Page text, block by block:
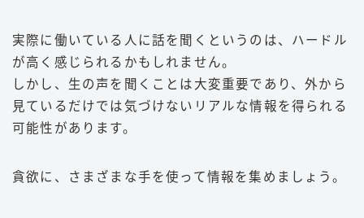
実際に働いている人に話を聞くというのは、ハードル
が高く感じられるかもしれません。
しかし、生の声を聞くことは大変重要であり、外から
見ているだけでは気づけないリアルな情報を得られる
可能性があります。
貪欲に、さまざまな手を使って情報を集めましょう。